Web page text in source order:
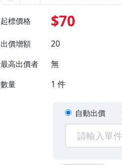
起標價格 $70
出價增額 20
最高出價者 無
數量 1 件
自動出價